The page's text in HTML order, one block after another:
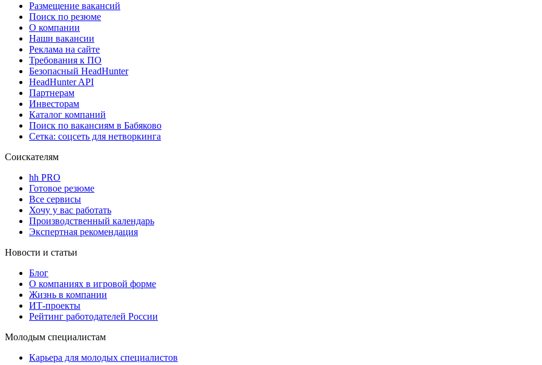
Размещение вакансий
Поиск по резюме
О компании
Наши вакансии
Реклама на сайте
Требования к ПО
Безопасный HeadHunter
HeadHunter API
Партнерам
Инвесторам
Каталог компаний
Поиск по вакансиям в Бабяково
Сетка: соцсеть для нетворкинга
Соискателям
hh PRO
Готовое резюме
Все сервисы
Хочу у вас работать
Производственный календарь
Экспертная рекомендация
Новости и статьи
Блог
О компаниях в игровой форме
Жизнь в компании
ИТ-проекты
Рейтинг работодателей России
Молодым специалистам
Карьера для молодых специалистов